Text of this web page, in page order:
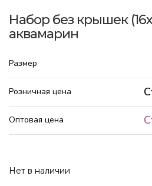
Набор без крышек
аквамарин
Размер
Розничная цена
Оптовая цена
Нет в наличии